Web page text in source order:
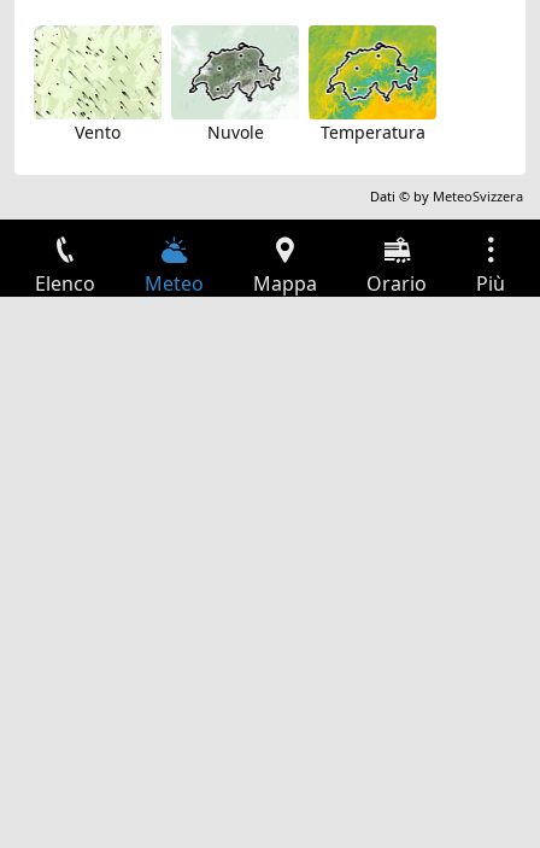
Vento Nuvole Temperatura
Dati © by MeteoSvizzera
Elenco Meteo Mappa Orario Più